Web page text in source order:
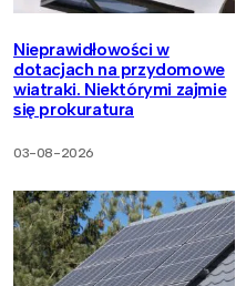
Nieprawidłowości w
dotacjach na przydomowe
wiatraki. Niektórymi zajmie
się prokuratura
03-08-2026